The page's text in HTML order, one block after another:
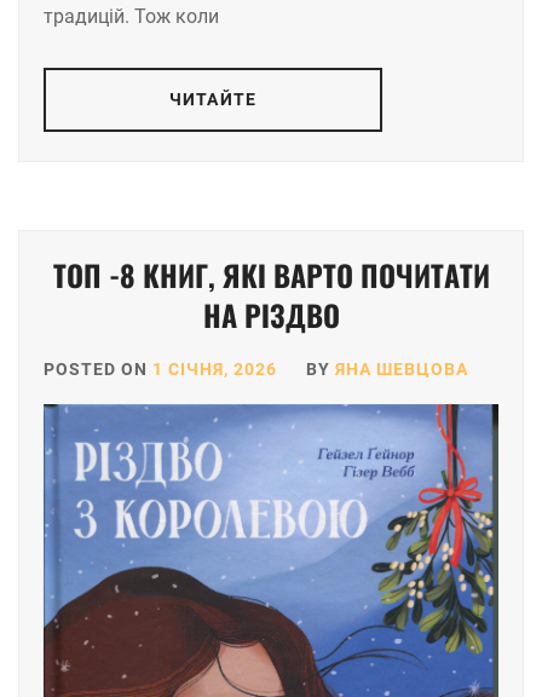
традицій. Тож коли
ЧИТАЙТЕ
ТОП -8 КНИГ, ЯКІ ВАРТО ПОЧИТАТИ
НА РІЗДВО
POSTED ON 1 СІЧНЯ, 2026 BY ЯНА ШЕВЦОВА